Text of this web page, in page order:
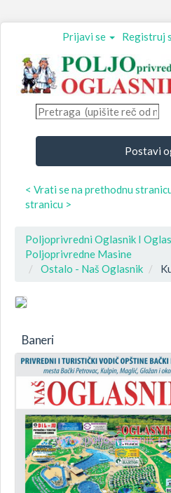
Registruj
Prijavi se
Postavi
< Vrati se na prethodnu
stranicu >
Poljoprivredni Oglasnik I
Poljoprivredne Masine
Ostalo - Naš Oglasnik
Baneri